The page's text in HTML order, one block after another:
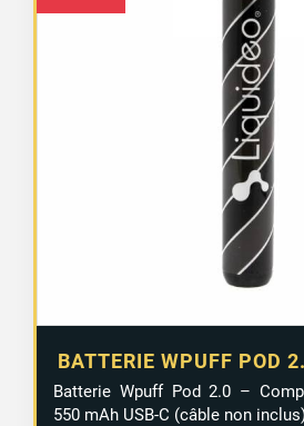
BATTERIE WPUFF POD
Batterie Wpuff Pod 2.0 –
550 mAh USB-C (câble non